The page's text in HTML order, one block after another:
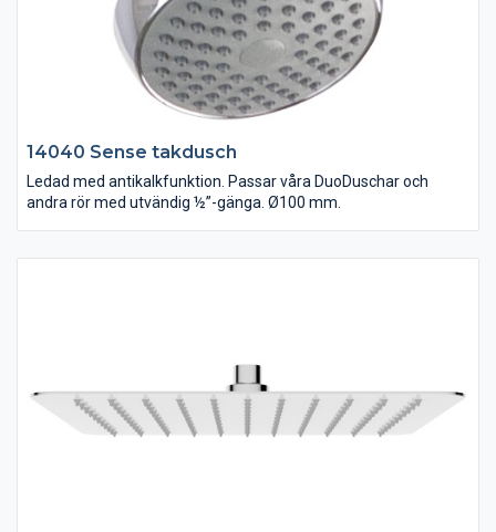
14040 Sense takdusch
Ledad med antikalkfunktion. Passar våra DuoDuschar och
andra rör med utvändig ½”-gänga. Ø100 mm.